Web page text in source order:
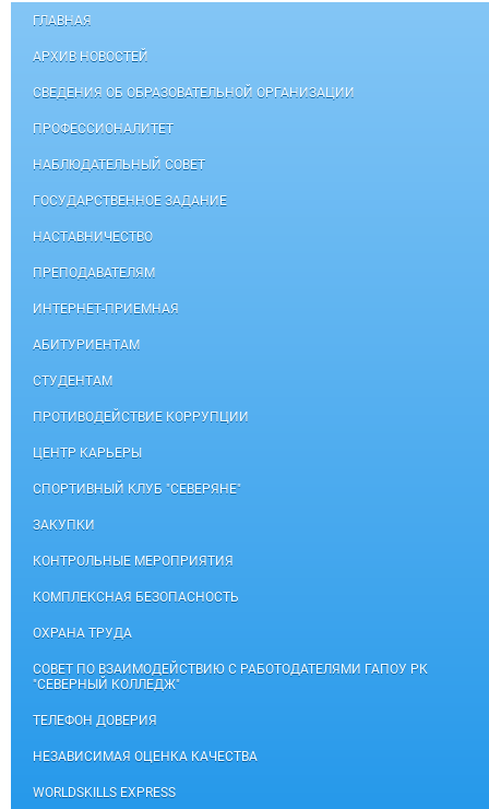
ГЛАВНАЯ
АРХИВ НОВОСТЕЙ
СВЕДЕНИЯ ОБ ОБРАЗОВАТЕЛЬНОЙ ОРГАНИЗАЦИИ
ПРОФЕССИОНАЛИТЕТ
НАБЛЮДАТЕЛЬНЫЙ СОВЕТ
ГОСУДАРСТВЕННОЕ ЗАДАНИЕ
НАСТАВНИЧЕСТВО
ПРЕПОДАВАТЕЛЯМ
ИНТЕРНЕТ-ПРИЕМНАЯ
АБИТУРИЕНТАМ
СТУДЕНТАМ
ПРОТИВОДЕЙСТВИЕ КОРРУПЦИИ
ЦЕНТР КАРЬЕРЫ
СПОРТИВНЫЙ КЛУБ "СЕВЕРЯНЕ"
ЗАКУПКИ
КОНТРОЛЬНЫЕ МЕРОПРИЯТИЯ
КОМПЛЕКСНАЯ БЕЗОПАСНОСТЬ
ОХРАНА ТРУДА
СОВЕТ ПО ВЗАИМОДЕЙСТВИЮ С РАБОТОДАТЕЛЯМИ ГАПОУ РК
"СЕВЕРНЫЙ КОЛЛЕДЖ"
ТЕЛЕФОН ДОВЕРИЯ
НЕЗАВИСИМАЯ ОЦЕНКА КАЧЕСТВА
WORLDSKILLS EXPRESS